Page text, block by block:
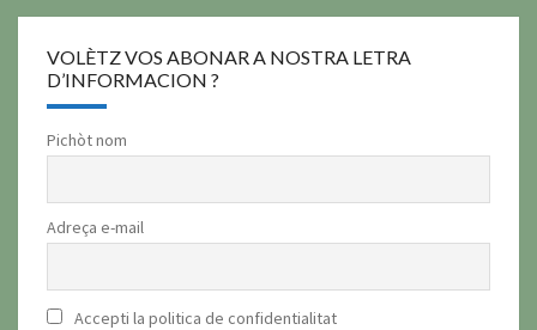
VOLÈTZ VOS ABONAR A NOSTRA LETRA
D’INFORMACION ?
Pichòt nom
Adreça e-mail
Accepti la politica de confidentialitat